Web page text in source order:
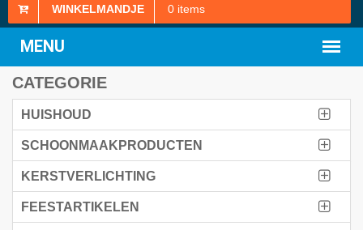
WINKELMANDJE 0 items
CATEGORIE
HUISHOUD
SCHOONMAAKPRODUCTEN
KERSTVERLICHTING
FEESTARTIKELEN